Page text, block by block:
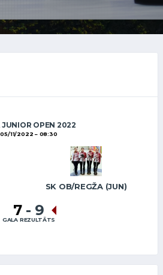
JUNIOR OPEN 2022
05/11/2022 08:30
SK OB/REGŽA (JUN)
7 - 9
GALA REZULTĀTS